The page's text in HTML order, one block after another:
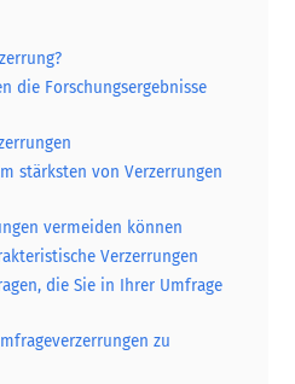
die Forschungsergebnisse
stärksten von Verzerrungen
vermeiden können
Verzerrungen
die Sie in Ihrer Umfrage
zu